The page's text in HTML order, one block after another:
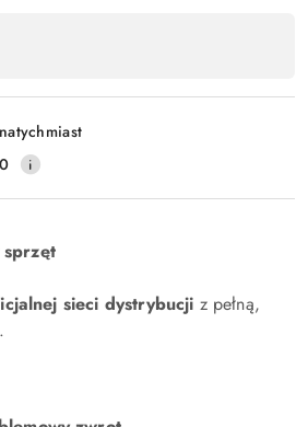
natychmiast
0
sieci dystrybucji z pełną,